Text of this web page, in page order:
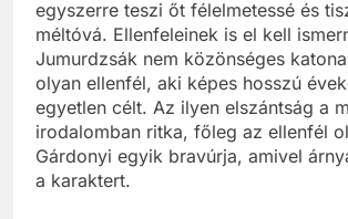
egyszerre teszi őt félelmetessé és
méltóvá. Ellenfeleinek is el kell
Jumurdzsák nem közönséges
olyan ellenfél, aki képes hosszú
egyetlen célt. Az ilyen elszántság a
irodalomban ritka, főleg az ellenfél
Gárdonyi egyik bravúrja, amivel
a karaktert.